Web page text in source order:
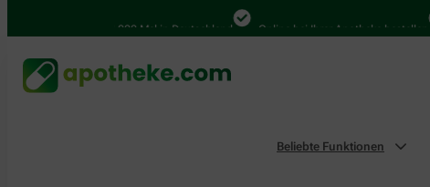
4.000 Mal in Deutschland Online bei Ihrer Apotheke bestellen
Beliebte Funktionen